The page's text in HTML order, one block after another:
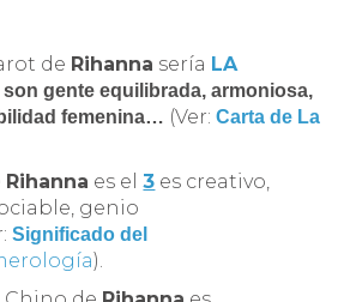
de Rihanna sería LA
son gente equilibrada, armoniosa,
femenina… (Ver:Carta de La
Rihanna es el3 es creativo,
genio
Significado del
).